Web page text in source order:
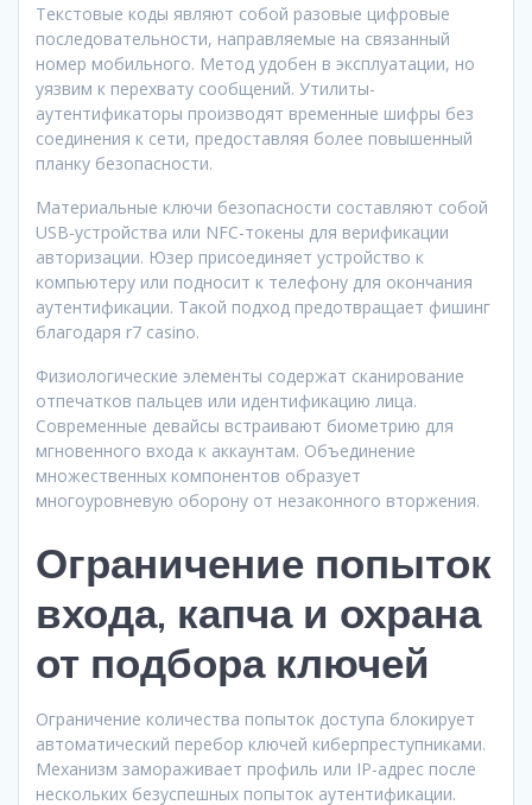
Текстовые коды являют собой разовые цифровые
последовательности, направляемые на связанный
номер мобильного. Метод удобен в эксплуатации, но
уязвим к перехвату сообщений. Утилиты-
аутентификаторы производят временные шифры без
соединения к сети, предоставляя более повышенный
планку безопасности.
Материальные ключи безопасности составляют собой
USB-устройства или NFC-токены для верификации
авторизации. Юзер присоединяет устройство к
компьютеру или подносит к телефону для окончания
аутентификации. Такой подход предотвращает фишинг
благодаря r7 casino.
Физиологические элементы содержат сканирование
отпечатков пальцев или идентификацию лица.
Современные девайсы встраивают биометрию для
мгновенного входа к аккаунтам. Объединение
множественных компонентов образует
многоуровневую оборону от незаконного вторжения.
Ограничение попыток
входа, капча и охрана
от подбора ключей
Ограничение количества попыток доступа блокирует
автоматический перебор ключей киберпреступниками.
Механизм замораживает профиль или IP-адрес после
нескольких безуспешных попыток аутентификации.